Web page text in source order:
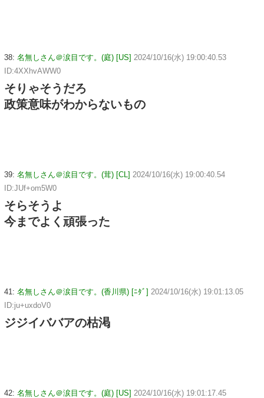
38: 名無しさん＠涙目です。(庭) [US] 2024/10/16(水) 19:00:40.53
ID:4XXhvAWW0
そりゃそうだろ
政策意味がわからないもの
39: 名無しさん＠涙目です。(茸) [CL] 2024/10/16(水) 19:00:40.54
ID:JUf+om5W0
そらそうよ
今までよく頑張った
41: 名無しさん＠涙目です。(香川県) [ﾆﾀﾞ] 2024/10/16(水) 19:01:13.05
ID:ju+uxdoV0
ジジイババアの枯渇
42: 名無しさん＠涙目です。(庭) [US] 2024/10/16(水) 19:01:17.45